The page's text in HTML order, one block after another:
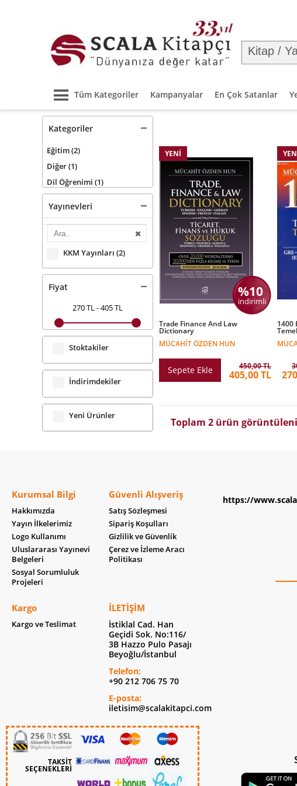
Tüm Kategoriler Kampanyalar En Çok Satanlar
Kategoriler
Eğitim(2)
Diğer(1)
Dil Öğrenimi (1)
Yayınevleri
KKM Yayınları (2)
Fiyat
270 TL-405 TL
Stoktakiler
İndirimdekiler
Yeni Ürünler
%10
indirimli
YENI
Trade Finance And Law
Dictionary
MÜCAHIT ÖZDEN HUN
Sepete Ekle 450,00 TL
405,00 TL
1400
Toplam 2 ürün
Kurumsal Bilgi
Hakkımızda
Yayın İlkelerimiz
Logo Kullanımı
Uluslararası Yayınevi
Belgeleri
Sosyal Sorumluluk
Projeleri
Güvenli Alışveriş
Satış Sözleşmesi
Sipariş Koşulları
Gizlilik ve Güvenlik
Çerez ve İzleme Aracı
Politikası
Kargo
Kargo ve Teslimat
İLETIŞIM
İstiklal Cad. Han
Geçidi Sok. No:116/
3B Hazzo Pulo Pasajı
Beyoğlu/İstanbul
Telefon:
+90 212 706 75 70
E-posta:
iletisim@scalakitapci.com
TAKSİT
SEÇENEKLERİ
https://